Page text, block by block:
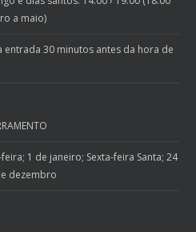
a maio)
entrada 30 minutos antes da hora de
1 de janeiro; Sexta-feira Santa; 24
dezembro